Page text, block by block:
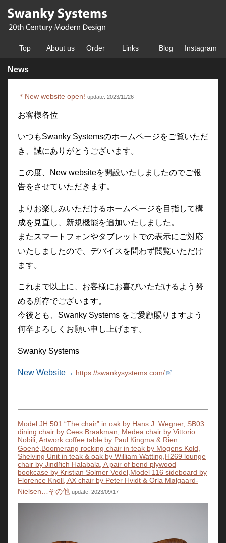
Top About us Order Links Blog Instagram
News
＊New website open! update: 2023/11/26
お客様各位
いつもSwanky Systemsのホームページをご覧いただ
き、誠にありがとうございます。
この度、New websiteを開設いたしましたのでご報
告をさせていただきます。
よりお楽しみいただけるホームページを目指して構
成を見直し、新規機能を追加いたしました。
またスマートフォンやタブレットでの表示にご対応
いたしましたので、デバイスを問わず閲覧いただけ
ます。
これまで以上に、お客様にお喜びいただけるよう努
める所存でございます。
今後とも、Swanky Systems をご愛顧賜りますよう
何卒よろしくお願い申し上げます。
Swanky Systems
New Website→ https://swankysystems.com/
Model JH 501 “The chair” in oak by Hans J. Wegner, SB03
dining chair by Cees Braakman, Medea chair by Vittorio
Nobili, Artwork coffee table by Paul Kingma & Rien
Goené,Boomerang rocking chair in teak by Mogens Kold,
Shelving Unit in teak & oak by William Watting,H269 lounge
chair by Jindřich Halabala, A pair of bend plywood
bookcase by Kristian Solmer Vedel,Model 116 sideboard by
Florence Knoll, AX chair by Peter Hvidt & Orla Mølgaard-
Nielsen…その他 update: 2023/09/17